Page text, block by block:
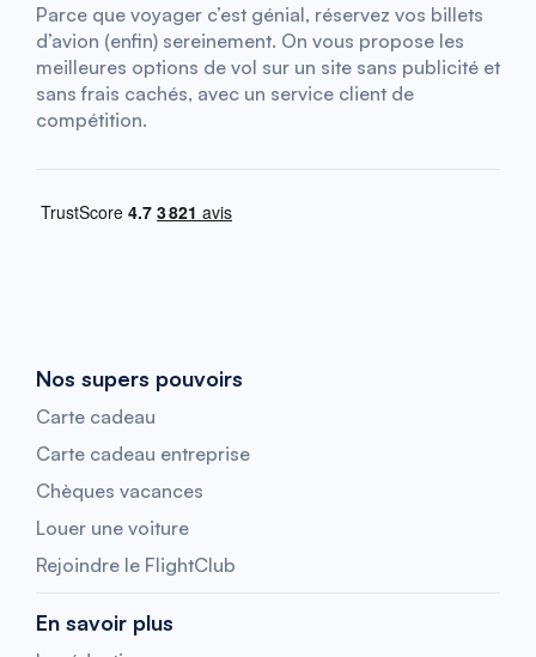
Parce que voyager c’est génial, réservez vos billets
d’avion (enfin) sereinement. On vous propose les
meilleures options de vol sur un site sans publicité et
sans frais cachés, avec un service client de
compétition.
Nos supers pouvoirs
Carte cadeau
Carte cadeau entreprise
Chèques vacances
Louer une voiture
Rejoindre le FlightClub
En savoir plus